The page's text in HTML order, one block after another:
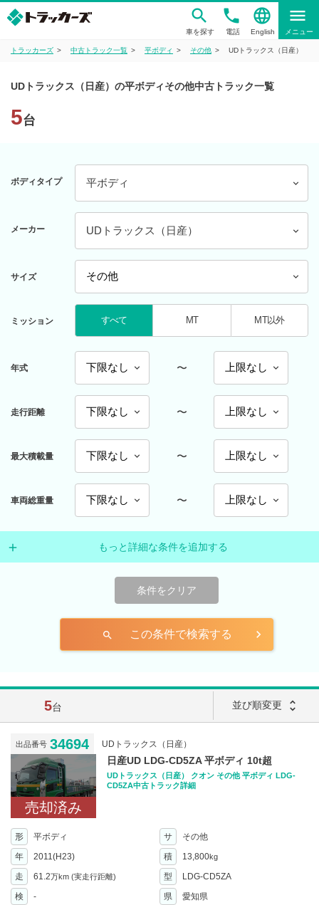
車を探す
phone
電話
language
English
menu
メニュー
トラッカーズ 中古トラック一覧 平ボディ その他 UDトラックス（日産）
UDトラックス（日産）の平ボディその他中古トラック一覧
5台
ボディタイプ 平ボディ
メーカー UDトラックス（日産）
サイズ
ミッション すべて MT MT以外
年式 〜
走行距離 〜
最大積載量 〜
車両総重量 〜
もっと詳細な条件を追加する
条件をクリア
search この条件で検索する
5台 並び順変更 unfold_more
出品番号 34694 UDトラックス（日産）
売却済み
日産UD LDG-CD5ZA 平ボディ 10t超
UDトラックス（日産） クオン その他 平ボディ LDG-
CD5ZA中古トラック詳細
形 平ボディ サ
その他
年
2011(H23) 積 13,800kg
走 61.2万km (実走行距離) 型
LDG-CD5ZA
検
- 県 愛知県